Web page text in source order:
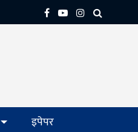
इपेपर